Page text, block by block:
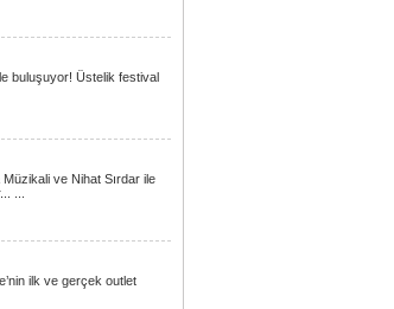
buluşuyor! Üstelik festival
ve Nihat Sırdar ile
...
ilk ve gerçek outlet